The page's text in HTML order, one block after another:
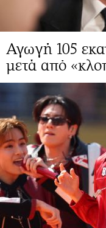
Αγωγή 105
μετά από